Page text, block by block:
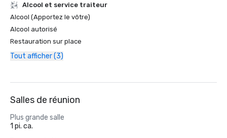
Alcool et service traiteur
Alcool (Apportez le vôtre)
Alcool autorisé
Restauration sur place
Tout afficher (3)
Salles de réunion
Plus grande salle
1 pi. ca.